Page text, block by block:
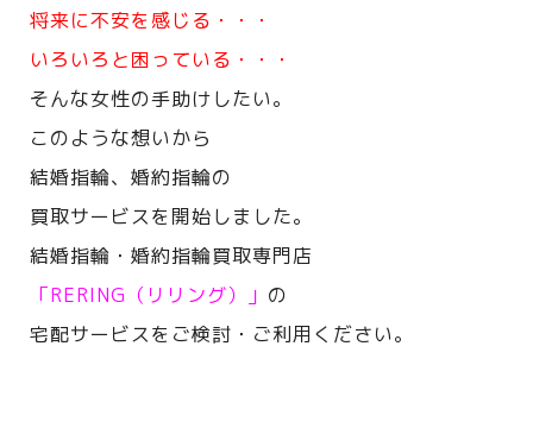
将来に不安を感じる・・・
いろいろと困っている・・・
そんな女性の手助けしたい。
このような想いから
結婚指輪、婚約指輪の
買取サービスを開始しました。
結婚指輪・婚約指輪買取専門店
「RERING（リリング）」 の
宅配サービスをご検討・ご利用ください。